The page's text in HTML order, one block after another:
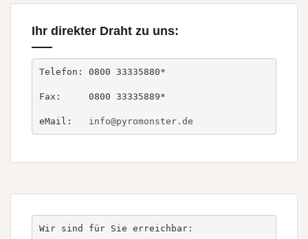
Ihr direkter Draht zu uns:
Telefon: 0800 33335880*
Fax:     0800 33335889*
eMail: info@pyromonster.de
Wir sind für Sie erreichbar: